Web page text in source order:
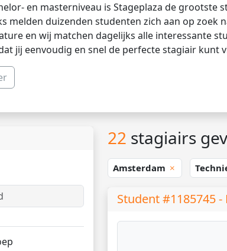
en masterniveau is Stageplaza de grootste
melden duizenden studenten zich aan op zoek
en wij matchen dagelijks alle interessante
jij eenvoudig en snel de perfecte stagiair kunt
22 stagiairs
Amsterdam
Student #1185745